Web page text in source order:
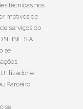
técnicas nos
motivos de
serviços do
S.A.
se
e
Parceiro
se